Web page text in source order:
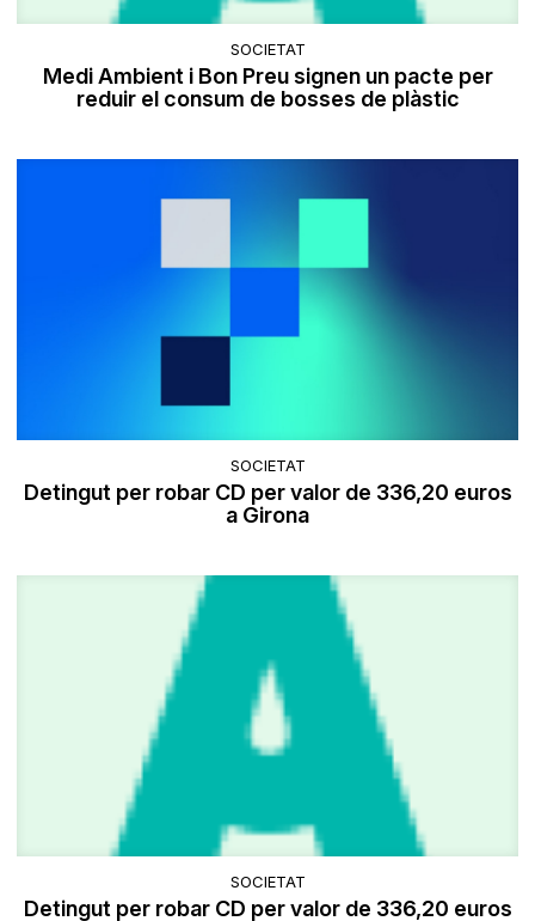
SOCIETAT
Medi Ambient i Bon Preu signen un pacte per
reduir el consum de bosses de plàstic
SOCIETAT
Detingut per robar CD per valor de 336,20 euros
a Girona
SOCIETAT
Detingut per robar CD per valor de 336,20 euros